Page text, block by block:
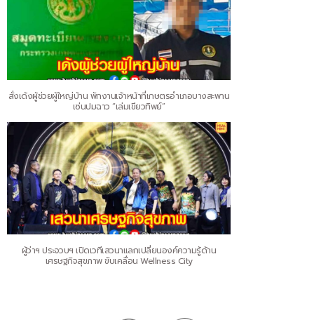
สั่งเด้งผู้ช่วยผู้ใหญ่บ้าน พักงานเจ้าหน้าที่เกษตรอำเภอบางสะพาน
เซ่นปมฉาว “เล่มเขียวทิพย์”
ผู้ว่าฯ ประจวบฯ เปิดเวทีเสวนาแลกเปลี่ยนองค์ความรู้ด้าน
เศรษฐกิจสุขภาพ ขับเคลื่อน Wellness City